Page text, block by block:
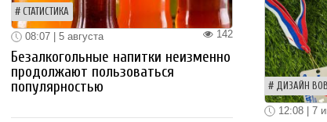
СТАТИСТИКА
142
08:07 | 5 августа
Безалкогольные напитки неизменно
продолжают пользоваться
популярностью
ДИЗАЙН
12:08 | 7